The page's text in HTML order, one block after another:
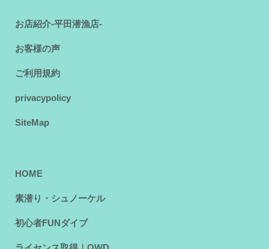
お店紹介-平田潜漁店-
お客様の声
ご利用規約
privacypolicy
SiteMap
HOME
素潜り・シュノーケル
初心者FUNダイブ